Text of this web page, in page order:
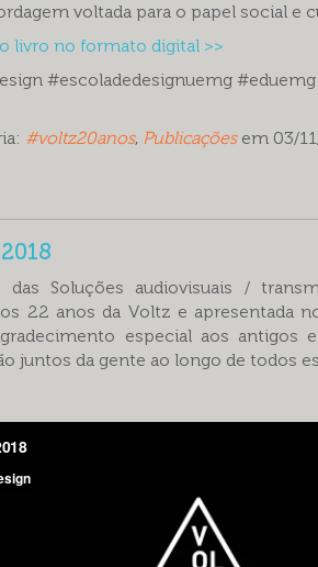
voltada para o papel social e
livro no formato digital >>
#escoladedesignuemg
#voltz20anos, Publicaçõesem 03/
das Soluções audiovisuais /
22 anos da Voltz e apresentada
especial aos antigos
juntos da gente ao longo de todos